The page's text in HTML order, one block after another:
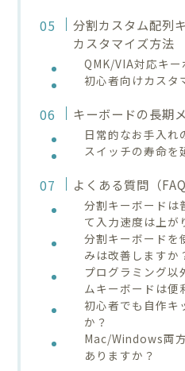
分割カスタム配列
カスタマイズ方法
QMK/VIA対応キ
初心者向けカスタ
キーボードの長期
日常的なお手入れ
スイッチの寿命を
よくある質問（FAQ
分割キーボードは
て入力速度は上が
分割キーボードを
みは改善しますか
プログラミング以
ムキーボードは便
初心者でも自作キ
か？
Mac/Windows両
ありますか？